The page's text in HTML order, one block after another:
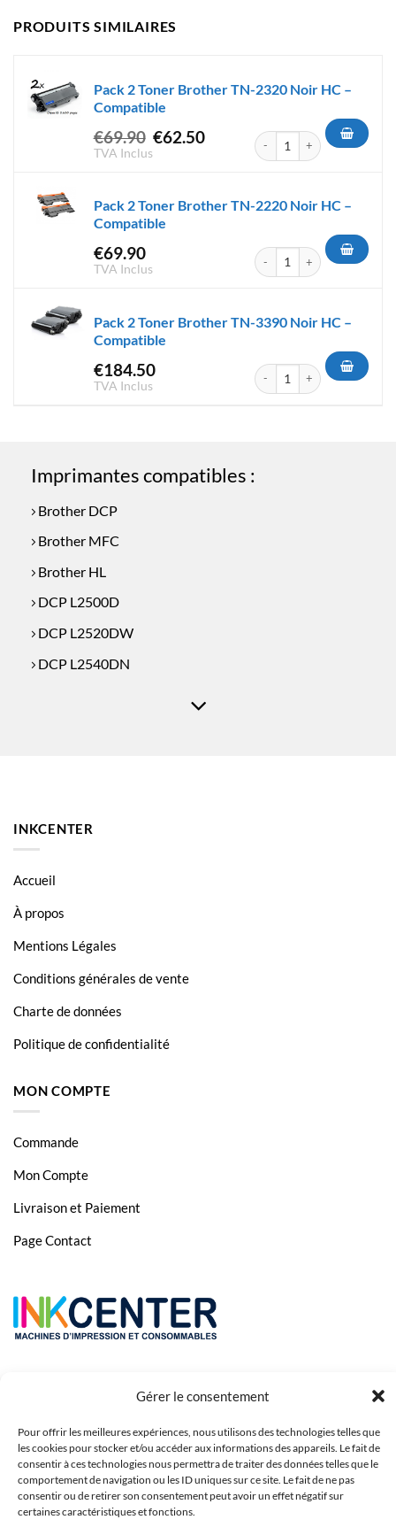
Gérer le consentement
Pour offrir les meilleures expériences, nous utilisons des technologies telles que
les cookies pour stocker et/ou accéder aux informations des appareils. Le fait de
consentir à ces technologies nous permettra de traiter des données telles que le
comportement de navigation ou les ID uniques sur ce site. Le fait de ne pas
consentir ou de retirer son consentement peut avoir un effet négatif sur
certaines caractéristiques et fonctions.
PRODUITS SIMILAIRES
Pack 2 Toner Brother TN-2320 Noir HC –
Compatible
€69.90 Le
€69.90.
€62.50Le
€62.50.
TVA Inclus
quantité de Pack 2 Toner
Pack 2 Toner Brother TN-2220 Noir HC –
Compatible
€69.90
TVA Inclus
quantité de Pack 2 Toner
Pack 2 Toner Brother TN-3390 Noir HC –
Compatible
€184.50
TVA Inclus
quantité de Pack 2 Toner
Imprimantes compatibles :
Brother DCP
Brother MFC
Brother HL
DCP L2500D
DCP L2520DW
DCP L2540DN
MFC L2700DWL
MFC L2720 DW
MFC L2740DW
TN-2320
INKCENTER
Accueil
À propos
Mentions Légales
Conditions générales de vente
Charte de données
Politique de confidentialité
MON COMPTE
Commande
Mon Compte
Livraison et Paiement
Page Contact
Copyright 2023 © Inkcenter - Webdesign byMedia84